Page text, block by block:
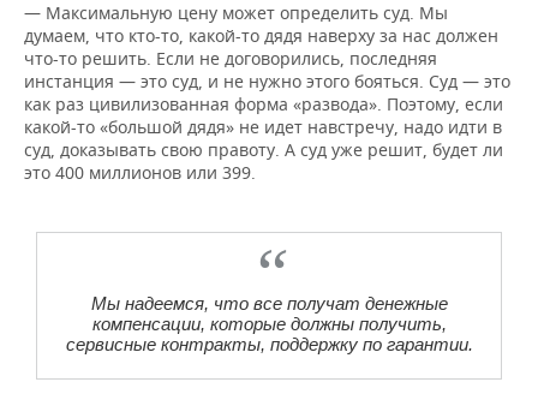
— Максимальную цену может определить суд. Мы
думаем, что кто-то, какой-то дядя наверху за нас должен
что-то решить. Если не договорились, последняя
инстанция — это суд, и не нужно этого бояться. Суд — это
как раз цивилизованная форма «развода». Поэтому, если
какой-то «большой дядя» не идет навстречу, надо идти в
суд, доказывать свою правоту. А суд уже решит, будет ли
это 400 миллионов или 399.
Мы надеемся, что все получат денежные
компенсации, которые должны получить,
сервисные контракты, поддержку по гарантии.